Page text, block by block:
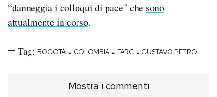
“danneggia i colloqui di pace” che sono
attualmente in corso.
Tag: BOGOTÀ - COLOMBIA - FARC - GUSTAVO PETRO
Mostra i commenti